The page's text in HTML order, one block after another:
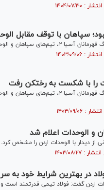
سپاهان با توقف مقابل
که این دیدار در پایان با تساوی تمام شد.
را با شکست به رختکن رفت
در چارچوب هفته پنجم لیگ
و الوحدات اعلام شد
از دیدار با الوحدات اردن را مشخص کرد.
در بهترین شرایط خود به
اردن گفت: فولاد تیمی قدرتمند است